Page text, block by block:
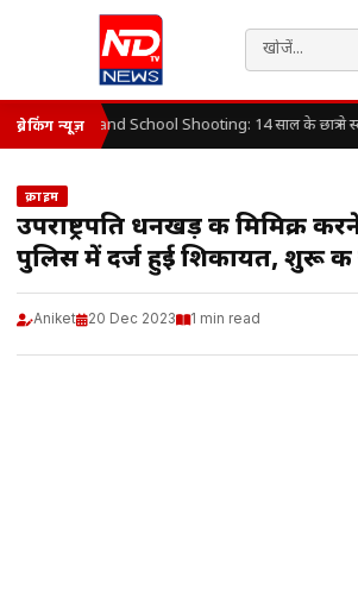
ब्रेकिंग न्यूज़Thailand School Shooting: 14 साल के छात्र ने
क्राइम
उपराष्ट्रपति धनखड़ की मिमिक्री
पुलिस में दर्ज हुई शिकायत, शुरू
Aniket 20 Dec 2023 1 min read